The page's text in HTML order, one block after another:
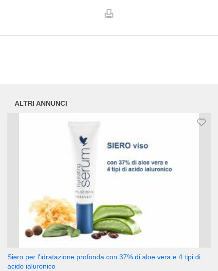
ALTRI ANNUNCI
Siero per l’idratazione profonda con 37% di aloe vera e 4 tipi di
acido ialuronico